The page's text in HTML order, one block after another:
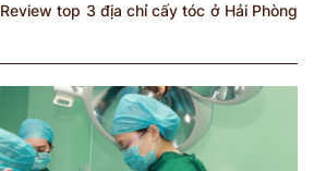
Review top 3 địa chỉ cấy tóc ở Hải Phòng